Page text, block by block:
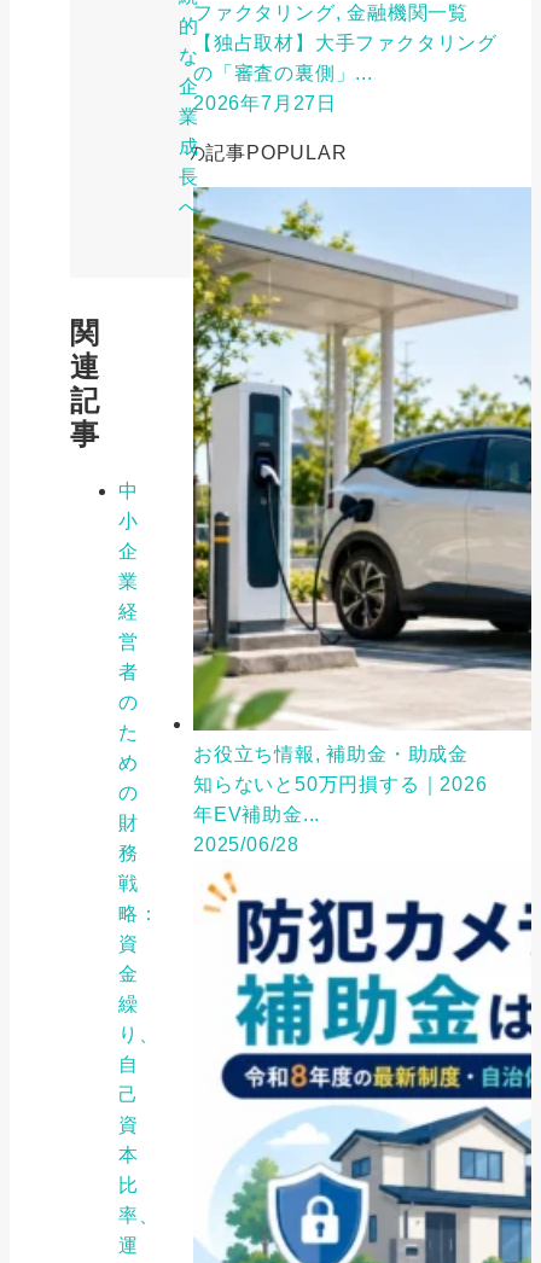
的
な
企
業
成
長
へ
関
連
記
事
中
小
企
業
経
営
者
の
た
め
の
財
務
戦
略：
資
金
繰
り、
自
己
資
本
比
率、
運
ファクタリング, 金融機関一覧
【独占取材】大手ファクタリング
の「審査の裏側」...
2026年7月27日
人気の記事POPULAR
お役立ち情報, 補助金・助成金
知らないと50万円損する｜2026
年EV補助金...
2025/06/28